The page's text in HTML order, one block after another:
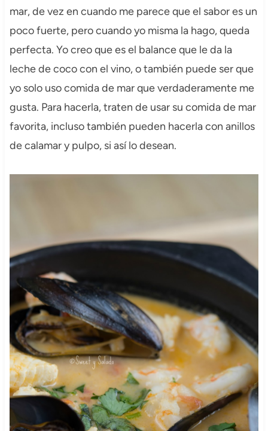
mar, de vez en cuando me parece que el sabor es un
poco fuerte, pero cuando yo misma la hago, queda
perfecta. Yo creo que es el balance que le da la
leche de coco con el vino, o también puede ser que
yo solo uso comida de mar que verdaderamente me
gusta. Para hacerla, traten de usar su comida de mar
favorita, incluso también pueden hacerla con anillos
de calamar y pulpo, si así lo desean.